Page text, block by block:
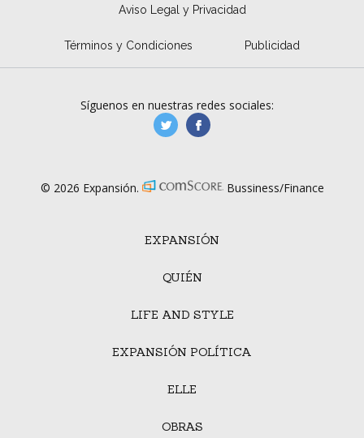
Aviso Legal y Privacidad
Términos y Condiciones Publicidad
EXPANSIÓN
QUIÉN
LIFE AND STYLE
EXPANSIÓN POLÍTICA
ELLE
OBRAS
Síguenos en nuestras redes sociales:
manufacturaGE
© 2026 Expansión. Bussiness/Finance